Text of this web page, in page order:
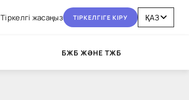
Тіркелгі жасаңыз ТІРКЕЛГІГЕ КІРУ
БЖБ ЖӘНЕ ТЖБ